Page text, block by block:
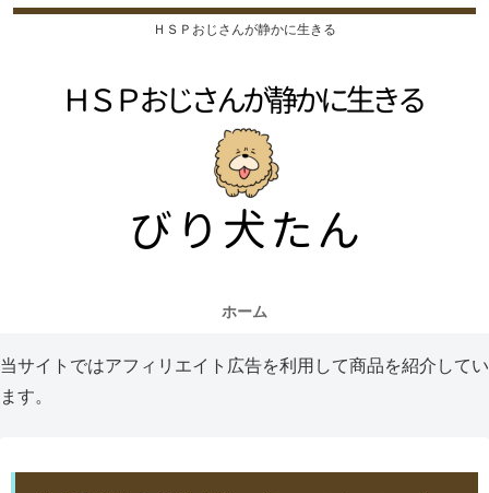
ＨＳＰおじさんが静かに生きる
ホーム
当サイトではアフィリエイト広告を利用して商品を紹介してい
ます。